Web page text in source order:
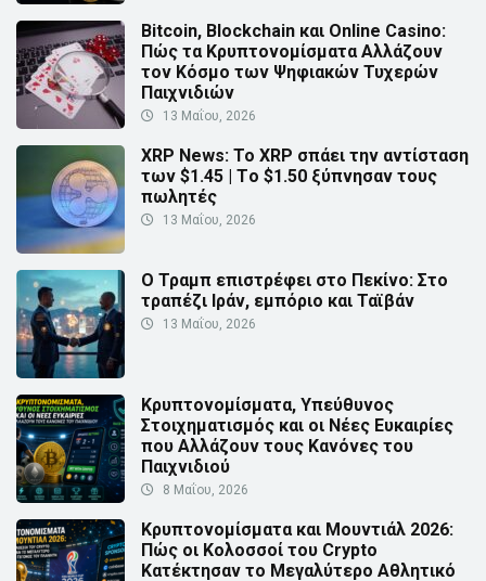
Bitcoin, Blockchain και Online Casino:
Πώς τα Κρυπτονομίσματα Αλλάζουν
τον Κόσμο των Ψηφιακών Τυχερών
Παιχνιδιών
13 Μαΐου, 2026
XRP News: Το XRP σπάει την αντίσταση
των $1.45 | Τo $1.50 ξύπνησαν τους
πωλητές
13 Μαΐου, 2026
Ο Τραμπ επιστρέφει στο Πεκίνο: Στο
τραπέζι Ιράν, εμπόριο και Ταϊβάν
13 Μαΐου, 2026
Κρυπτονομίσματα, Υπεύθυνος
Στοιχηματισμός και οι Νέες Ευκαιρίες
που Αλλάζουν τους Κανόνες του
Παιχνιδιού
8 Μαΐου, 2026
Κρυπτονομίσματα και Μουντιάλ 2026:
Πώς οι Κολοσσοί του Crypto
Κατέκτησαν το Μεγαλύτερο Αθλητικό